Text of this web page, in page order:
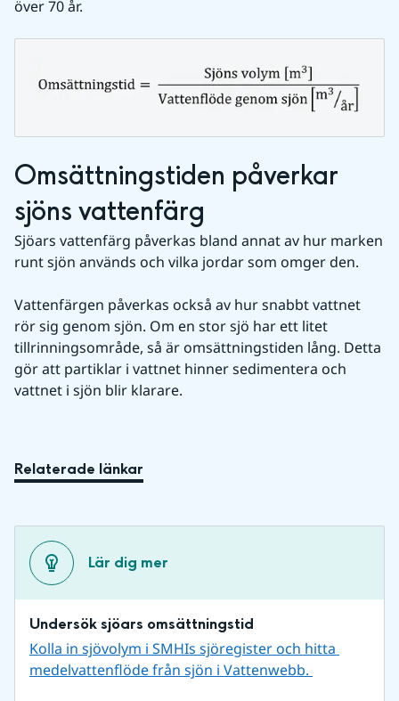
över 70 år.
Omsättningstiden påverkar
sjöns vattenfärg
Sjöars vattenfärg påverkas bland annat av hur marken
runt sjön används och vilka jordar som omger den.
Vattenfärgen påverkas också av hur snabbt vattnet
rör sig genom sjön. Om en stor sjö har ett litet
tillrinningsområde, så är omsättningstiden lång. Detta
gör att partiklar i vattnet hinner sedimentera och
vattnet i sjön blir klarare.
Relaterade länkar
Lär dig mer
Undersök sjöars omsättningstid
Kolla in sjövolym i SMHIs sjöregister och hitta
medelvattenflöde från sjön i Vattenwebb.